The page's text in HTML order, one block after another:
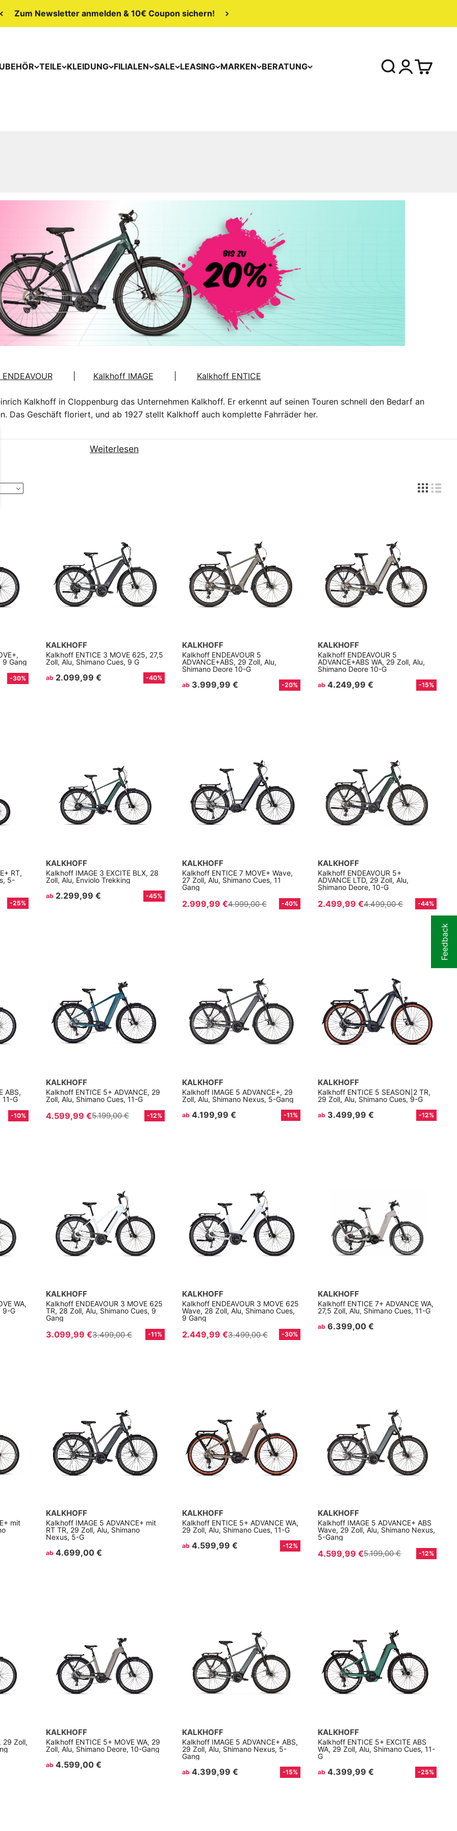
Zum Newsletter anmelden & 10€ Coupon sichern!
TEILE KLEIDUNG FILIALEN SALE LEASING MARKEN BERATUNG
| Kalkhoff IMAGE Kalkhoff ENTICE
Kalkhoff in Cloppenburg das Unternehmen Kalkhoff. Er erkennt auf seinen Touren schnell den Bedarf an
Das Geschäft floriert, und ab 1927 stellt Kalkhoff auch komplette Fahrräder her.
Weiterlesen
9 Gang
-30%
KALKHOFF
Kalkhoff ENTICE 3 MOVE 625, 27,5
Zoll, Alu, Shimano Cues, 9 G
ab 2.099,99 € -40%
KALKHOFF
Kalkhoff ENDEAVOUR 5
ADVANCE+ABS, 29 Zoll, Alu,
Shimano Deore 10-G
ab 3.999,99 € -20%
KALKHOFF
Kalkhoff ENDEAVOUR 5
ADVANCE+ABS WA, 29 Zoll, Alu,
Shimano Deore 10-G
ab 4.249,99 € -15%
RT,
5-
-25%
KALKHOFF
Kalkhoff IMAGE 3 EXCITE BLX, 28
Zoll, Alu, Enviolo Trekking
ab 2.299,99 € -45%
KALKHOFF
Kalkhoff ENTICE 7 MOVE+ Wave,
27 Zoll, Alu, Shimano Cues, 11
Gang
2.999,99 €4.999,00 € -40%
KALKHOFF
Kalkhoff ENDEAVOUR 5+
ADVANCE LTD, 29 Zoll, Alu,
Shimano Deore, 10-G
2.499,99 €4.499,00 € -44%
ABS,
11-G
-10%
KALKHOFF
Kalkhoff ENTICE 5+ ADVANCE, 29
Zoll, Alu, Shimano Cues, 11-G
4.599,99 €5.199,00 € -12%
KALKHOFF
Kalkhoff IMAGE 5 ADVANCE+, 29
Zoll, Alu, Shimano Nexus, 5-Gang
ab 4.199,99 € -11%
KALKHOFF
Kalkhoff ENTICE 5 SEASON|2 TR,
29 Zoll, Alu, Shimano Cues, 9-G
ab 3.499,99 € -12%
WA,
9-G
KALKHOFF
Kalkhoff ENDEAVOUR 3 MOVE 625
TR, 28 Zoll, Alu, Shimano Cues, 9
Gang
3.099,99 €3.499,00 € -11%
KALKHOFF
Kalkhoff ENDEAVOUR 3 MOVE 625
Wave, 28 Zoll, Alu, Shimano Cues,
9 Gang
2.449,99 €3.499,00 € -30%
KALKHOFF
Kalkhoff ENTICE 7+ ADVANCE WA,
27,5 Zoll, Alu, Shimano Cues, 11-G
ab 6.399,00 €
mit
KALKHOFF
Kalkhoff IMAGE 5 ADVANCE+ mit
RT TR, 29 Zoll, Alu, Shimano
Nexus, 5-G
ab 4.699,00 €
KALKHOFF
Kalkhoff ENTICE 5+ ADVANCE WA,
29 Zoll, Alu, Shimano Cues, 11-G
ab 4.599,99 € -12%
KALKHOFF
Kalkhoff IMAGE 5 ADVANCE+ ABS
Wave, 29 Zoll, Alu, Shimano Nexus,
5-Gang
4.599,99 €5.199,00 € -12%
29 Zoll,
KALKHOFF
Kalkhoff ENTICE 5+ MOVE WA, 29
Zoll, Alu, Shimano Deore, 10-Gang
ab 4.599,00 €
KALKHOFF
Kalkhoff IMAGE 5 ADVANCE+ ABS,
29 Zoll, Alu, Shimano Nexus, 5-
Gang
ab 4.399,99 € -15%
KALKHOFF
Kalkhoff ENTICE 5+ EXCITE ABS
WA, 29 Zoll, Alu, Shimano Cues, 11-
G
ab 4.399,99 € -25%
Feedback